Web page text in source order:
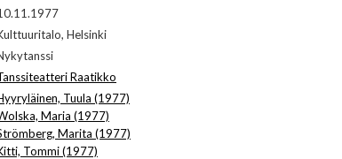
Helsinki
Raatikko
Tuula (1977)
Maria (1977)
Marita (1977)
Tommi (1977)